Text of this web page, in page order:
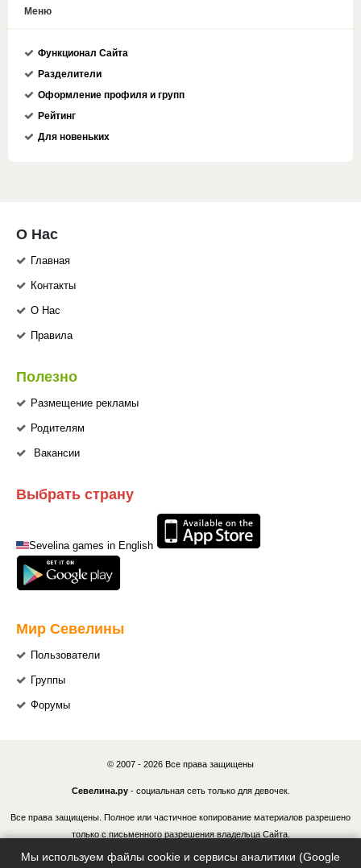
Меню
Функционал Сайта
Разделители
Оформление профиля и групп
Рейтинг
Для новеньких
О Нас
Главная
Контакты
О Нас
Правила
Полезно
Размещение рекламы
Родителям
Вакансии
Выбрать страну
Sevelina games in English
Мир Севелины
Пользователи
Группы
Форумы
© 2007 - 2026 Все права защищены
Севелина.ру- социальная сеть только для девочек.
Все права защищены. Полное или частичное копирование материалов разрешено
только с письменного разрешения владельца Сайта.
В случае обнаружения нарушений, виновные лица могут быть привлечены к
Мы используем файлы cookie и сервисы аналитики (Google